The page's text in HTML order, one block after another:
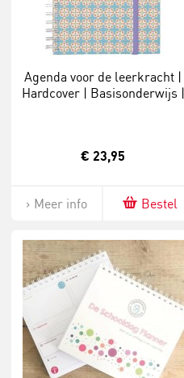
Agenda voor de leerkracht |
Hardcover | Basisonderwijs |
€ 23,95
Meer info Bestel